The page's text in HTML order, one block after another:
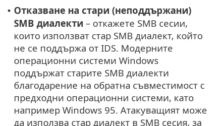
• Отказване на стари (неподдържани)
SMB диалекти – откажете SMB сесии,
които използват стар SMB диалект, който
не се поддържа от IDS. Модерните
операционни системи Windows
поддържат старите SMB диалекти
благодарение на обратна съвместимост с
предходни операционни системи, като
например Windows 95. Атакуващият може
да използва стар диалект в SMB сесия, за